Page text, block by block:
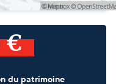
€
du patrimoine